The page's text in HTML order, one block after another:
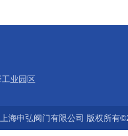
工业园区
上海申弘阀门有限公司 版权所有